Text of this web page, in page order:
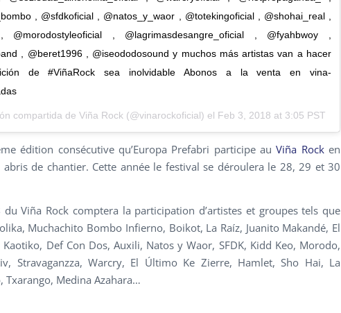
, @sfdkoficial , @natos_y_waor , @totekingoficial , @shohai_real ,
@morodostyleoficial , @lagrimasdesangre_oficial , @fyahbwoy ,
, @beret1996 , @iseododosound y muchos más artistas van a hacer
de #ViñaRock sea inolvidable Abonos a la venta en vina-
compartida de Viña Rock (@vinarockoficial) el Feb 3, 2018 at 3:05 PST
édition consécutive qu’Europa Prefabri participe auViña Rocken
abris de chantier. Cette année le festival se déroulera le 28, 29 et 30
du Viña Rock comptera la participation d’artistes et groupes tels que
Muchachito Bombo Infierno, Boikot, La Raíz, Juanito Makandé, El
Kaotiko, Def Con Dos, Auxili, Natos y Waor, SFDK, Kidd Keo, Morodo,
Stravaganzza, Warcry, El Último Ke Zierre, Hamlet, Sho Hai, La
Txarango, Medina Azahara…